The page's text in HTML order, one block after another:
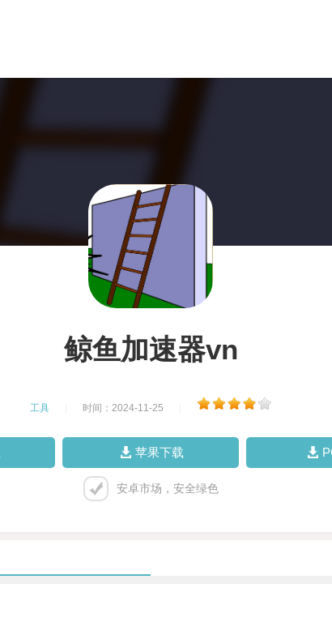
鲸鱼加速器vn
工具 时间：2024-11-25
苹果下载
安卓市场，安全绿色